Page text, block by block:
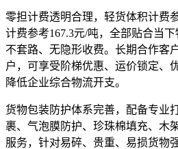
零担计费透明合理，轻货体积计费
计费参考167.3元/吨，全部贴合当下
不套路、无隐形收费。长期合作客
户，可享受阶梯优惠、运价锁定、
降低企业综合物流开支。
货物包装防护体系完善，配备专业
裹、气泡膜防护、珍珠棉填充、木
服务，针对易碎、贵重、易损货物